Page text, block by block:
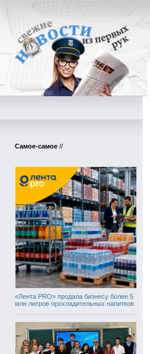
Самое-самое //
«Лента PRO» продала бизнесу более 5
млн литров прохладительных напитков